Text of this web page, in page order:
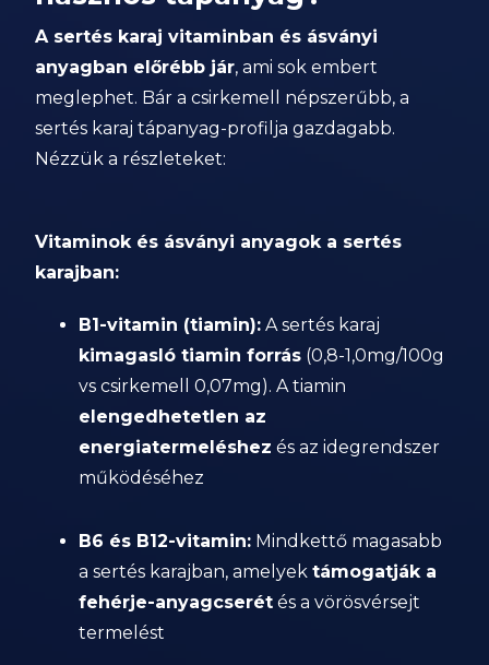
A sertés karaj vitaminban és ásványi
anyagban előrébb jár, ami sok embert
meglephet. Bár a csirkemell népszerűbb, a
sertés karaj tápanyag-profilja gazdagabb.
Nézzük a részleteket:
Vitaminok és ásványi anyagok a sertés
karajban:
B1-vitamin (tiamin): A sertés karaj
kimagasló tiamin forrás (0,8-1,0mg/100g
vs csirkemell 0,07mg). A tiamin
elengedhetetlen az
energiatermeléshez és az idegrendszer
működéséhez
B6 és B12-vitamin: Mindkettő magasabb
a sertés karajban, amelyektámogatják a
fehérje-anyagcserét és a vörösvérsejt
termelést